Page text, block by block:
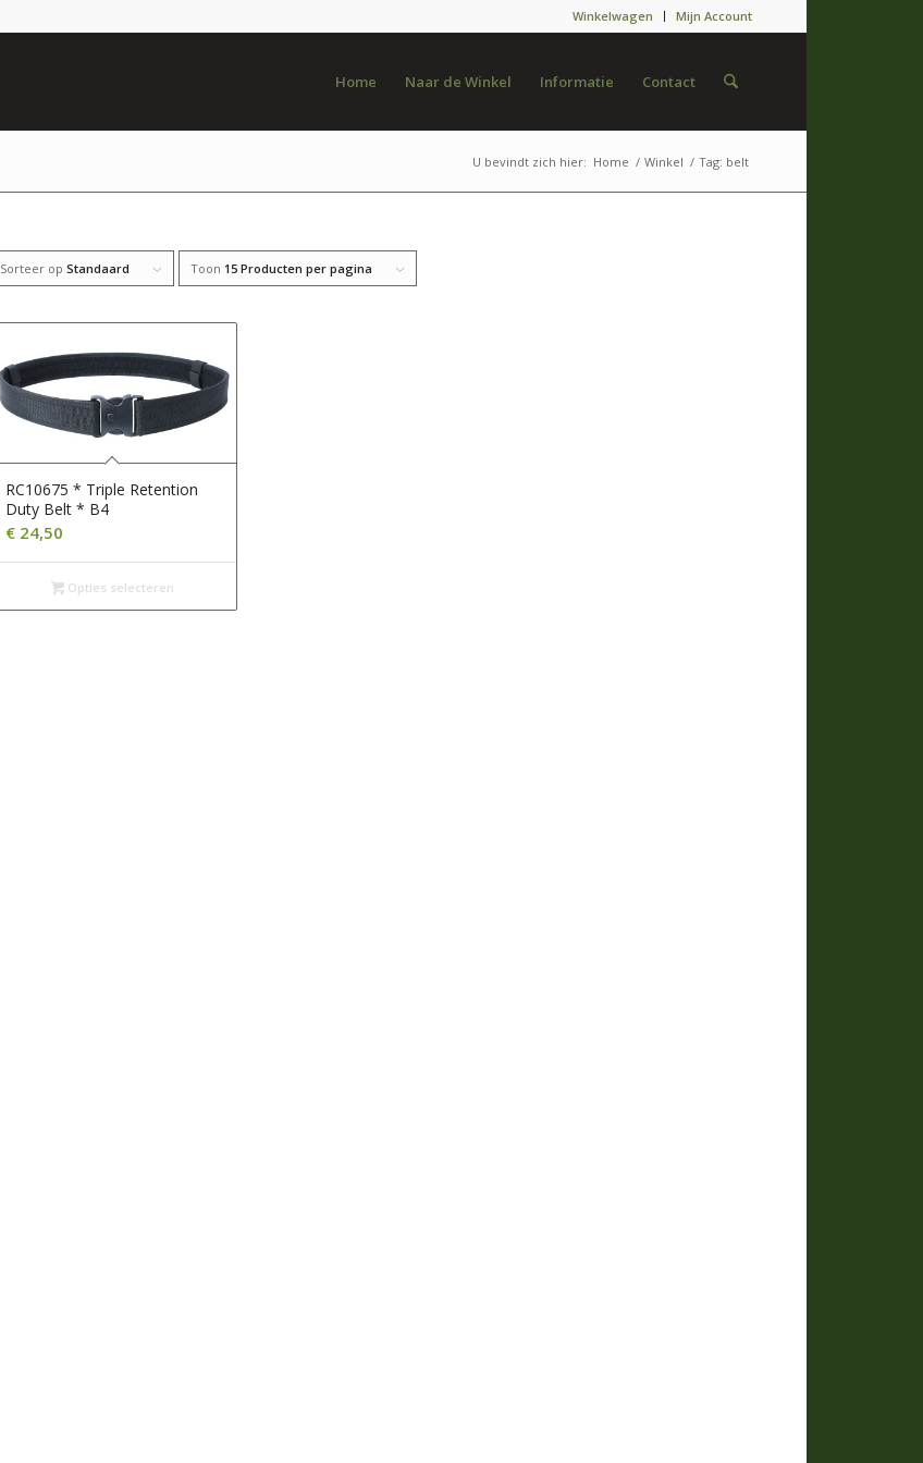
Winkelwagen Mijn Account
Home Naar de Winkel Informatie Contact
U bevindt zich hier: Home / Winkel / Tag: belt
Sorteer opStandaard Toon 15 Producten per pagina
RC10675 * Triple Retention
Duty Belt * B4
€ 24,50
Opties selecteren